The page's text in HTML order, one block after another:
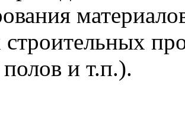
полов и т.п.).